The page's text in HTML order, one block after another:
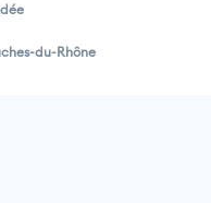
du-Rhône